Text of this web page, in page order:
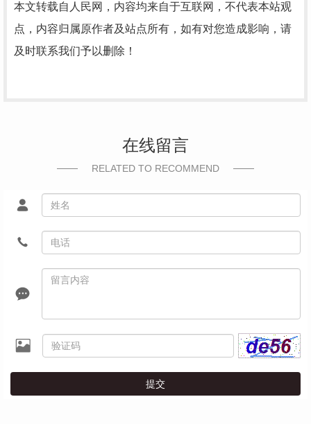
本文转载自人民网，内容均来自于互联网，不代表本站观
点，内容归属原作者及站点所有，如有对您造成影响，请
及时联系我们予以删除！
在线留言
RELATED TO RECOMMEND
提交